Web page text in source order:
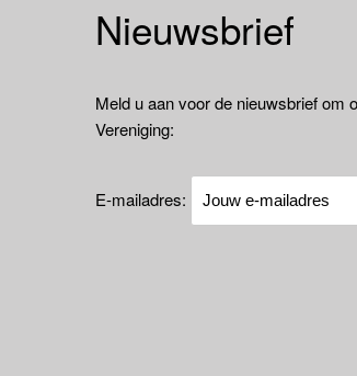
Nieuwsbrief
Meld u aan voor de nieuwsbrief om
Vereniging:
E-mailadres: